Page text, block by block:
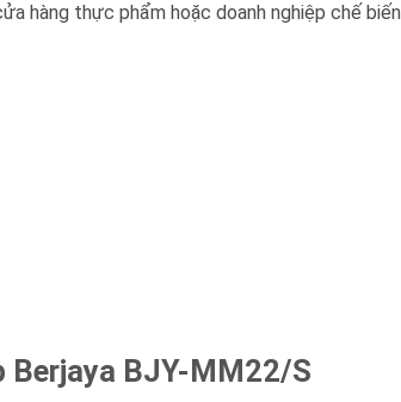
hàng thực phẩm hoặc doanh nghiệp chế biến
Berjaya BJY-MM22/S